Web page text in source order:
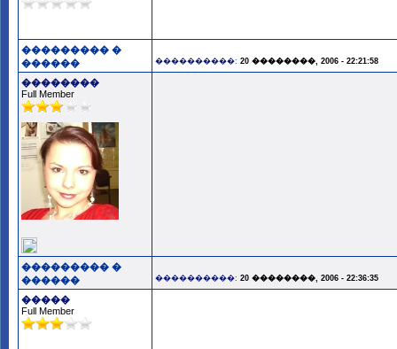
��������� �
������
����������: 20 ��������, 2006 - 22:21:58
��������
Full Member
��������� �
������
����������: 20 ��������, 2006 - 22:36:35
�����
Full Member